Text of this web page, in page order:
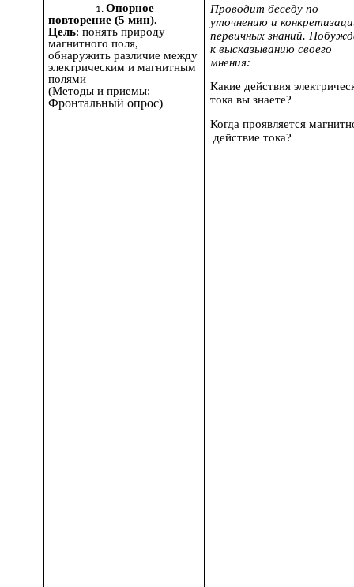
Опорное
повторение (5 мин).
Цель: понять природу
магнитного поля,
обнаружить различие между
электрическим и магнитным
полями
(Методы и приемы:
Фронтальный опрос)
Проводит беседу по
уточнению и
первичных знаний.
к высказыванию своего
мнения:
Какие действия
тока вы знаете?
Когда проявляется
действие тока?